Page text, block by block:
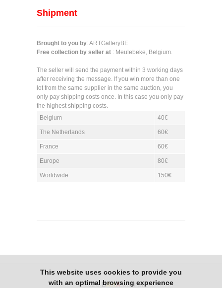
Shipment
Brought to you by: ARTGalleryBE
Free collection by seller at : Meulebeke, Belgium.
The seller will send the payment within 3 working days
after receiving the message. If you win more than one
lot from the same supplier in the same auction, you
only pay shipping costs once. In this case you only pay
the highest shipping costs.
Belgium
40€
The Netherlands 60€
France 60€
Europe 80€
Worldwide 150€
© 2026 BArtA.auction
This website uses cookies to provide you
with an optimal browsing experience